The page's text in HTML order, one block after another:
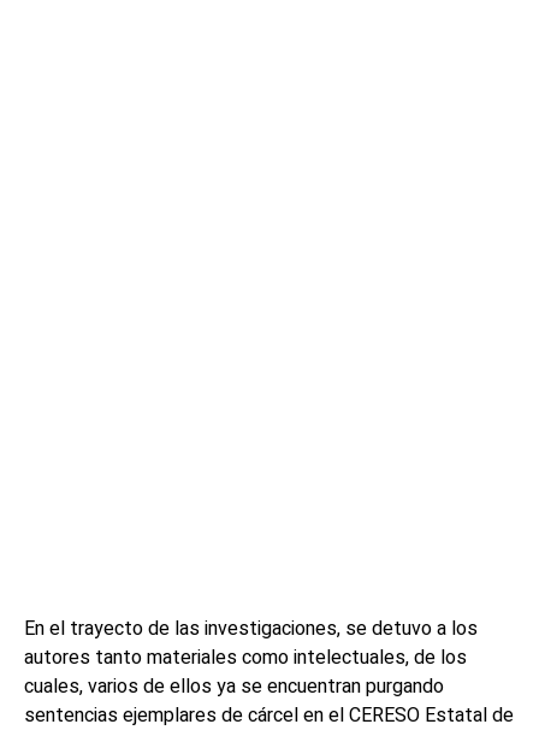
En el trayecto de las investigaciones, se detuvo a los
autores tanto materiales como intelectuales, de los
cuales, varios de ellos ya se encuentran purgando
sentencias ejemplares de cárcel en el CERESO Estatal de